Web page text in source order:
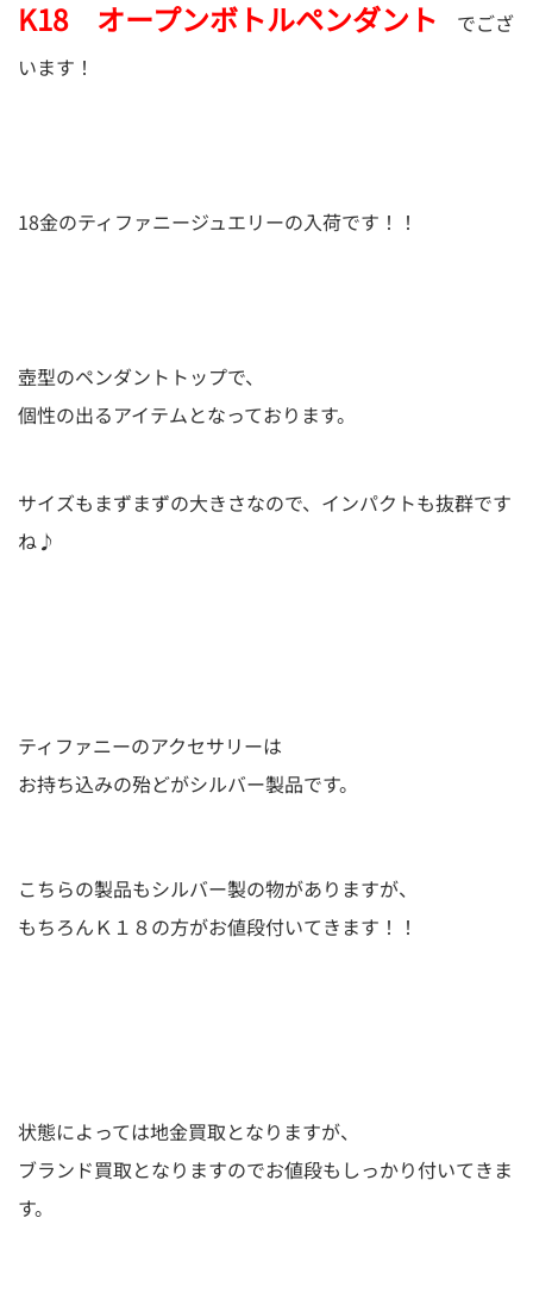
K18 オープンボトルペンダント でござ
います！
18金のティファニージュエリーの入荷です！！
壺型のペンダントトップで、
個性の出るアイテムとなっております。
サイズもまずまずの大きさなので、インパクトも抜群です
ね♪
ティファニーのアクセサリーは
お持ち込みの殆どがシルバー製品です。
こちらの製品もシルバー製の物がありますが、
もちろんＫ１８の方がお値段付いてきます！！
状態によっては地金買取となりますが、
ブランド買取となりますのでお値段もしっかり付いてきま
す。